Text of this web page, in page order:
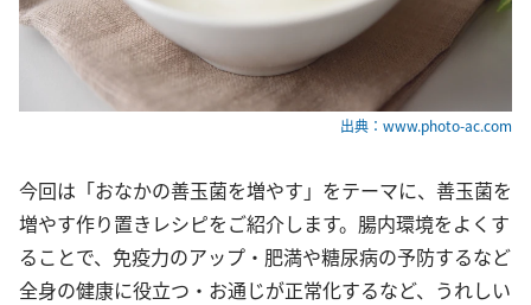
出典：www.photo-ac.com
今回は「おなかの善玉菌を増やす」をテーマに、善玉菌を
増やす作り置きレシピをご紹介します。腸内環境をよくす
ることで、免疫力のアップ・肥満や糖尿病の予防するなど
全身の健康に役立つ・お通じが正常化するなど、うれしい